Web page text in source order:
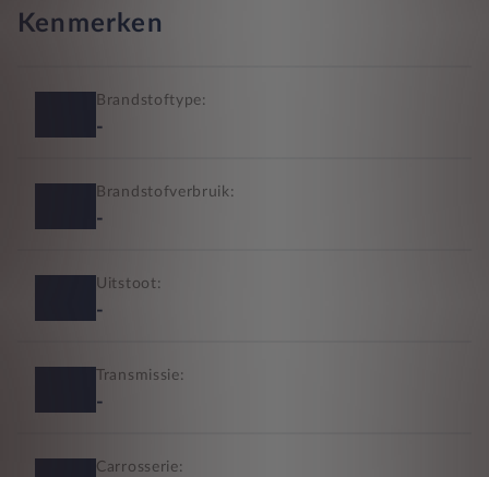
Kenmerken
Brandstoftype:
-
Brandstofverbruik:
-
Uitstoot:
-
Transmissie:
-
Carrosserie: